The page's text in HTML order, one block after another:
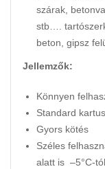
szárak,
stb….
beton, gipsz
Jellemzők:
Könnyen
Standard
Gyors kötés
Széles
alatt is –5°C-tól